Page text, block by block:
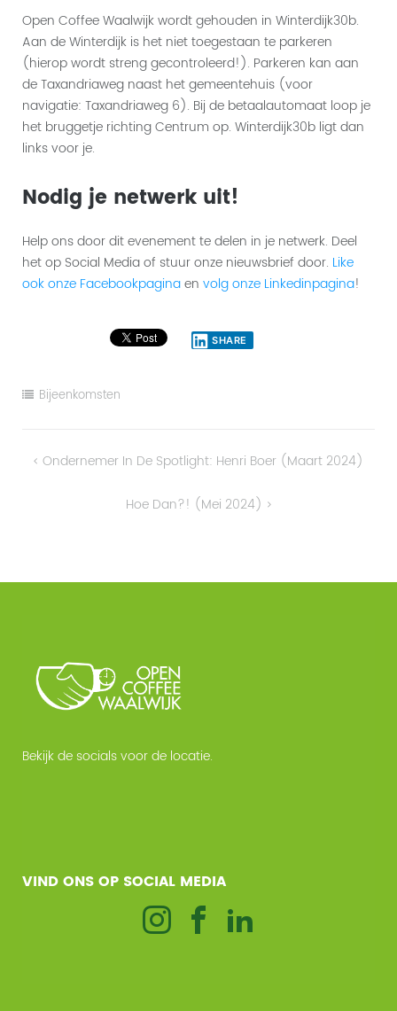
Open Coffee Waalwijk wordt gehouden in Winterdijk30b.
Aan de Winterdijk is het niet toegestaan te parkeren
(hierop wordt streng gecontroleerd!). Parkeren kan aan
de Taxandriaweg naast het gemeentehuis (voor
navigatie: Taxandriaweg 6). Bij de betaalautomaat loop je
het bruggetje richting Centrum op. Winterdijk30b ligt dan
links voor je.
Nodig je netwerk uit!
Help ons door dit evenement te delen in je netwerk. Deel
het op Social Media of stuur onze nieuwsbrief door. Like
ook onze Facebookpaginaen volg onze Linkedinpagina!
SHARE
Bijeenkomsten
Bericht
Ondernemer In De Spotlight: Henri Boer (maart 2024)
Hoe Dan?! (Mei 2024)
Bekijk de socials voor de locatie.
VIND ONS OP SOCIAL MEDIA